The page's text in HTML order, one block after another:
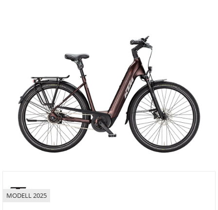
MODELL 2025